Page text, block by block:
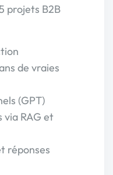
projets B2B
de vraies
(GPT)
via RAG et
réponses